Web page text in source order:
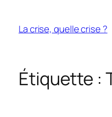
contenu
La crise, quelle crise ?
Étiquette :